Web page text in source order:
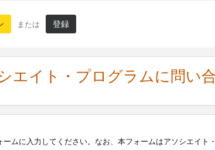
または 登録
エイト・プログラムに問い
ームに入力してください。なお、本フォームはアソシエイト